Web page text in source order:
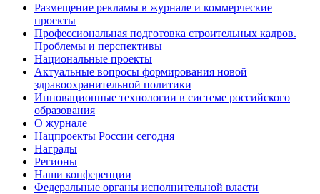
Размещение рекламы в журнале и коммерческие
проекты
Профессиональная подготовка строительных кадров.
Проблемы и перспективы
Национальные проекты
Актуальные вопросы формирования новой
здравоохранительной политики
Инновационные технологии в системе российского
образования
О журнале
Нацпроекты России сегодня
Награды
Регионы
Наши конференции
Федеральные органы исполнительной власти